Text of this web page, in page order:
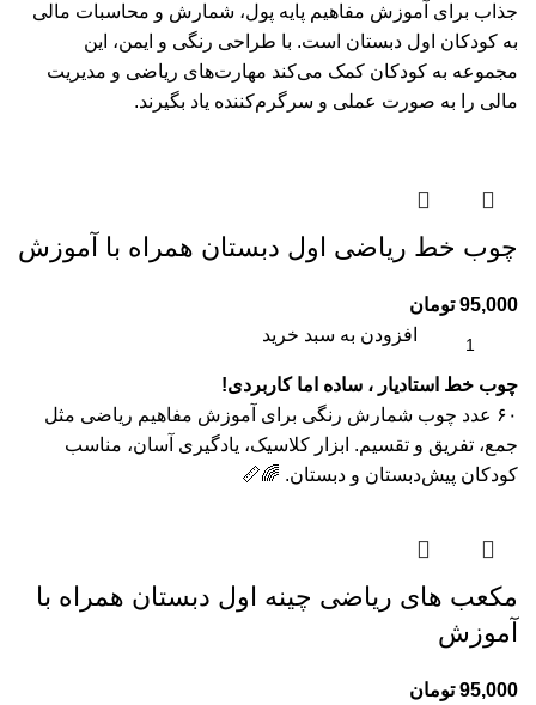
جذاب برای آموزش مفاهیم پایه پول، شمارش و محاسبات مالی
به کودکان اول دبستان است. با طراحی رنگی و ایمن، این
مجموعه به کودکان کمک می‌کند مهارت‌های ریاضی و مدیریت
مالی را به صورت عملی و سرگرم‌کننده یاد بگیرند.
چوب خط ریاضی اول دبستان همراه با آموزش
95,000 تومان
افزودن به سبد خرید
چوب خط استادیار ، ساده اما کاربردی!
۶۰ عدد چوب شمارش رنگی برای آموزش مفاهیم ریاضی مثل
جمع، تفریق و تقسیم. ابزار کلاسیک، یادگیری آسان، مناسب
کودکان پیش‌دبستان و دبستان. 🌈📏
مکعب های ریاضی چینه اول دبستان همراه با
آموزش
95,000 تومان